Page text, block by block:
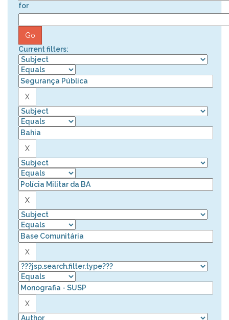
for
Current filters: